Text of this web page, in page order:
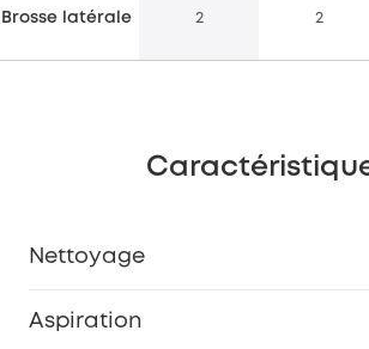
Brosse latérale 2 2
Nettoyage
Aspiration